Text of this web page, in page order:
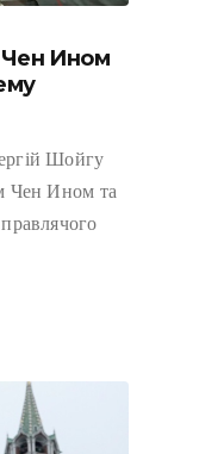
Чен Ином
Шойгу
Чен Ином та